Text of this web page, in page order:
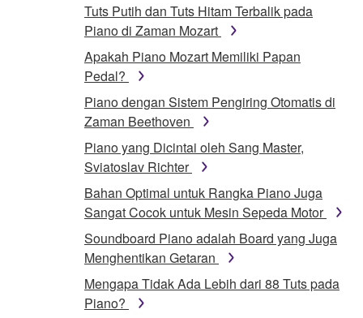
Tuts Putih dan Tuts Hitam Terbalik pada
Piano di Zaman Mozart
Apakah Piano Mozart Memiliki Papan
Pedal?
Piano dengan Sistem Pengiring Otomatis di
Zaman Beethoven
Piano yang Dicintai oleh Sang Master,
Sviatoslav Richter
Bahan Optimal untuk Rangka Piano Juga
Sangat Cocok untuk Mesin Sepeda Motor
Soundboard Piano adalah Board yang Juga
Menghentikan Getaran
Mengapa Tidak Ada Lebih dari 88 Tuts pada
Piano?